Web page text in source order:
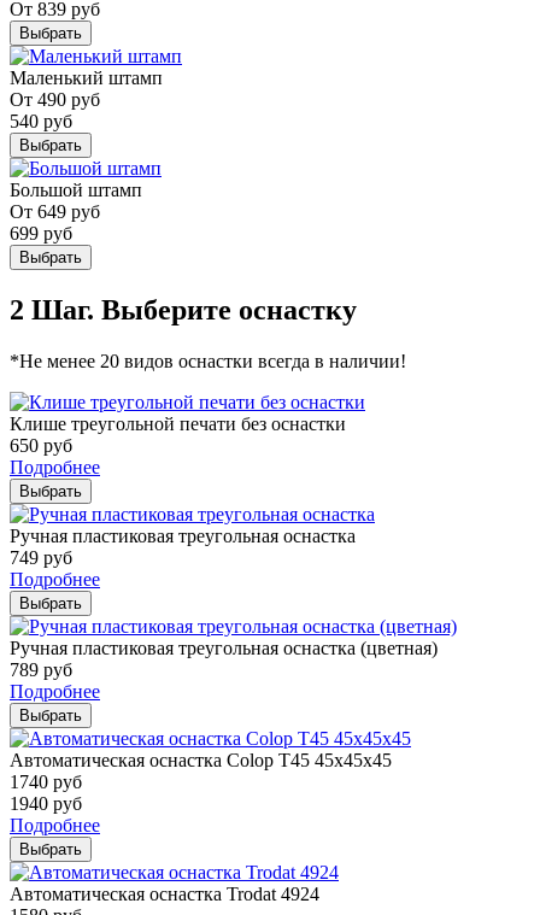
От 839 руб
Выбрать
Маленький штамп
От 490 руб
540 руб
Выбрать
Большой штамп
От 649 руб
699 руб
Выбрать
2 Шаг. Выберите оснастку
*Не менее 20 видов оснастки всегда в наличии!
Клише треугольной печати без оснастки
650 руб
Подробнее
Выбрать
Ручная пластиковая треугольная оснастка
749 руб
Подробнее
Выбрать
Ручная пластиковая треугольная оснастка (цветная)
789 руб
Подробнее
Выбрать
Автоматическая оснастка Colop T45 45х45х45
1740 руб
1940 руб
Подробнее
Выбрать
Автоматическая оснастка Trodat 4924